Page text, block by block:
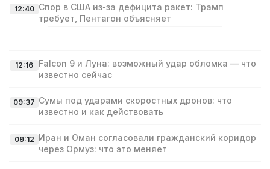
12:40 Спор в США из‑за дефицита ракет: Трамп
требует, Пентагон объясняет
12:16
Falcon 9 и Луна: возможный удар обломка — что
известно сейчас
09:37 Сумы под ударами скоростных дронов: что
известно и как действовать
09:12 Иран и Оман согласовали гражданский коридор
через Ормуз: что это меняет